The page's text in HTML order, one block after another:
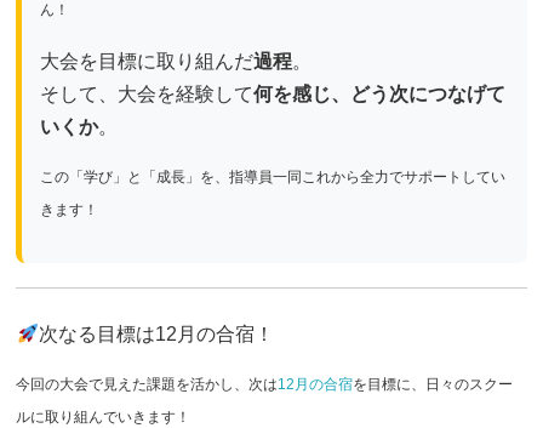
ん！
大会を目標に取り組んだ過程。
そして、大会を経験して何を感じ、どう次につなげて
いくか。
この「学び」と「成長」を、指導員一同これから全力でサポートしてい
きます！
次なる目標は12月の合宿！
今回の大会で見えた課題を活かし、次は12月の合宿を目標に、日々のスクー
ルに取り組んでいきます！